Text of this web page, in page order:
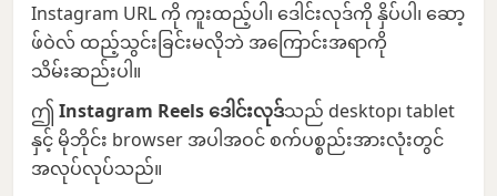
Instagram URL ကို ကူးထည့်ပါ၊ ဒေါင်းလုဒ်ကို နှိပ်ပါ၊ ဆော့
ဖ်ဝဲလ် ထည့်သွင်းခြင်းမလိုဘဲ အကြောင်းအရာကို
သိမ်းဆည်းပါ။
ဤ Instagram Reels ဒေါင်းလုဒ်သည် desktop၊ tablet
နှင့် မိုဘိုင်း browser အပါအဝင် စက်ပစ္စည်းအားလုံးတွင်
အလုပ်လုပ်သည်။